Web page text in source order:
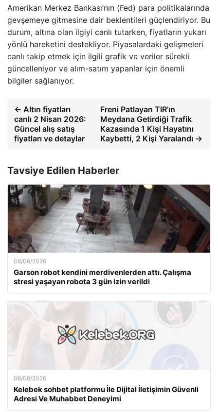
Amerikan Merkez Bankası’nın (Fed) para politikalarında
gevşemeye gitmesine dair beklentileri güçlendiriyor. Bu
durum, altına olan ilgiyi canlı tutarken, fiyatların yukarı
yönlü hareketini destekliyor. Piyasalardaki gelişmeleri
canlı takip etmek için ilgili grafik ve veriler sürekli
güncelleniyor ve alım-satım yapanlar için önemli
bilgiler sağlanıyor.
← Altın fiyatları
canlı 2 Nisan 2026:
Güncel alış satış
fiyatları ve detaylar
Freni Patlayan TIR’ın
Meydana Getirdiği Trafik
Kazasında 1 Kişi Hayatını
Kaybetti, 2 Kişi Yaralandı →
Tavsiye Edilen Haberler
08/08/2026
Garson robot kendini merdivenlerden attı. Çalışma
stresi yaşayan robota 3 gün izin verildi
08/08/2026
Kelebek sohbet platformu İle Dijital İletişimin Güvenli
Adresi Ve Muhabbet Deneyimi